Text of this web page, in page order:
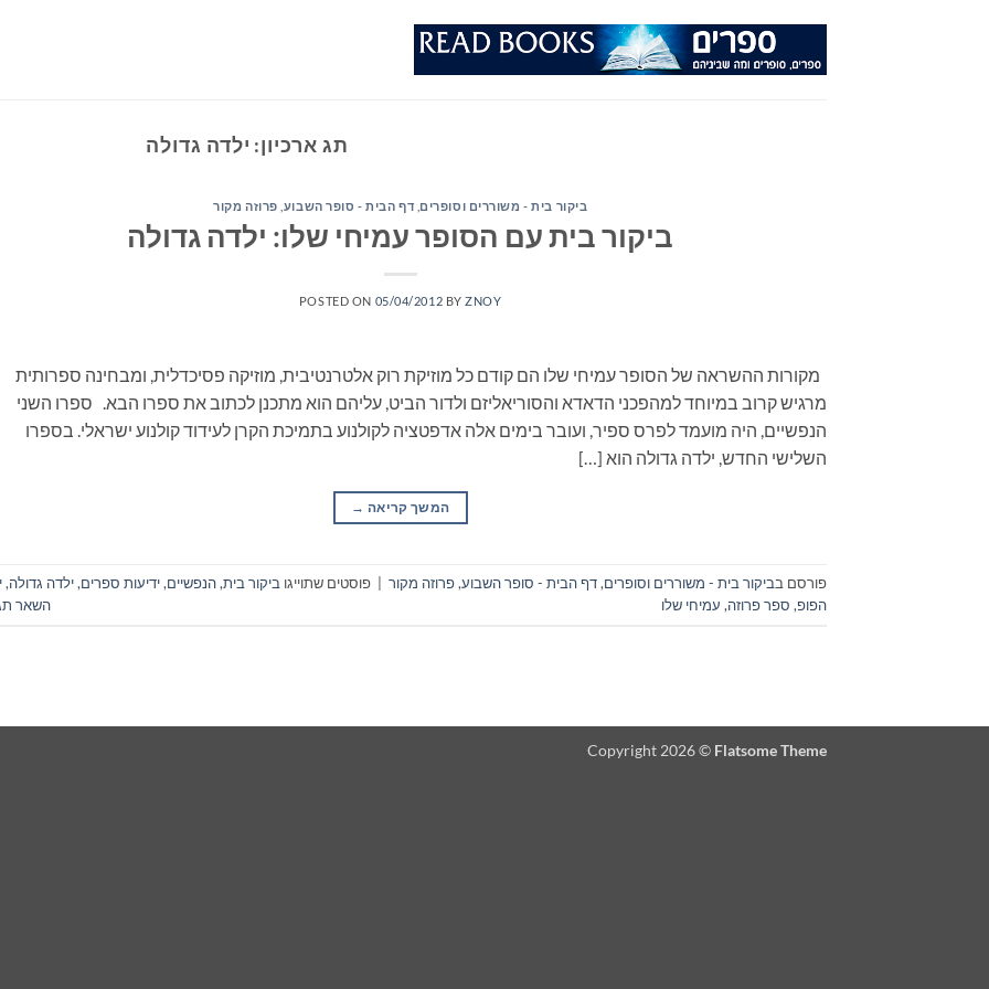
תג ארכיון: ילדה גדולה
ביקור בית - משוררים וסופרים דף הבית - סופר השבוע פרוזה מקור
ביקור בית עם הסופר עמיחי שלו: ילדה גדולה
POSTED ON 05/04/2012 BYZNOY
מקורות ההשראה של הסופר עמיחי שלו הם קודם כל מוזיקת רוק אלטרנטיבית, מוזיקה פסיכדלית, ומבחינה ספרותית
מרגיש קרוב במיוחד למהפכני הדאדא והסוריאליזם ולדור הביט, עליהם הוא מתכנן לכתוב את ספרו הבא. ספרו השני
הנפשיים, היה מועמד לפרס ספיר, ועובר בימים אלה אדפטציה לקולנוע בתמיכת הקרן לעידוד קולנוע ישראלי. בספרו
השלישי החדש, ילדה גדולה הוא […]
המשך קריאה →
פורסם בביקור בית - משוררים וסופרים,דף הבית - סופר השבוע,פרוזה מקור פוסטים שתוייגו ביקור בית,הנפשיים,ידיעות ספרים,ילדה גדולה,
הפופ, ספר פרוזה, עמיחי שלו השאר
Copyright 2026 © Flatsome Theme